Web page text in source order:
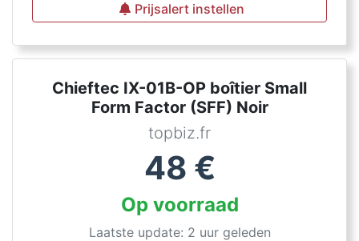
Prijsalert instellen
Chieftec IX-01B-OP boîtier Small
Form Factor (SFF) Noir
topbiz.fr
48 €
Op voorraad
Laatste update: 2 uur geleden